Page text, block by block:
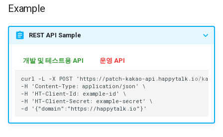
Example
REST API Sample
개발 및 테스트용 API 운영 API